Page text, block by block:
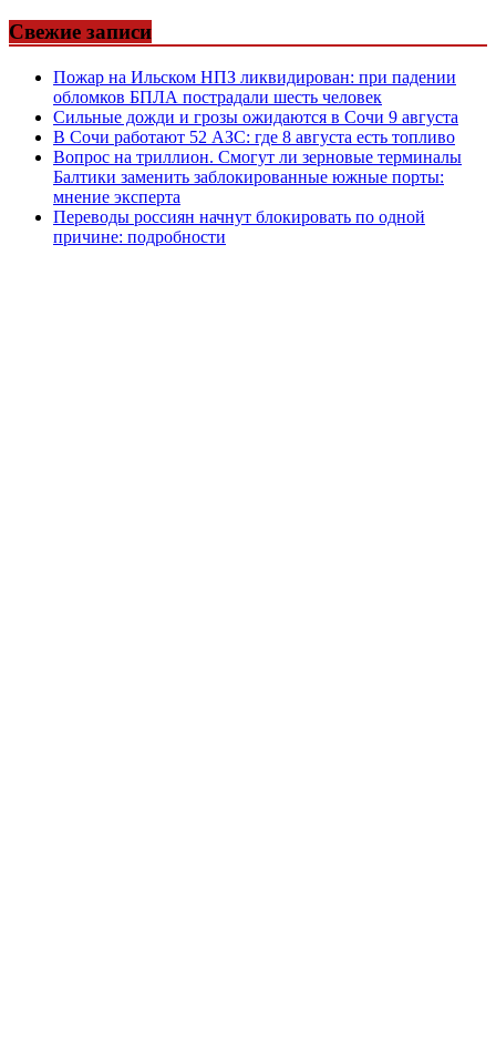
Свежие записи
Пожар на Ильском НПЗ ликвидирован: при падении
обломков БПЛА пострадали шесть человек
Сильные дожди и грозы ожидаются в Сочи 9 августа
В Сочи работают 52 АЗС: где 8 августа есть топливо
Вопрос на триллион. Смогут ли зерновые терминалы
Балтики заменить заблокированные южные порты:
мнение эксперта
Переводы россиян начнут блокировать по одной
причине: подробности